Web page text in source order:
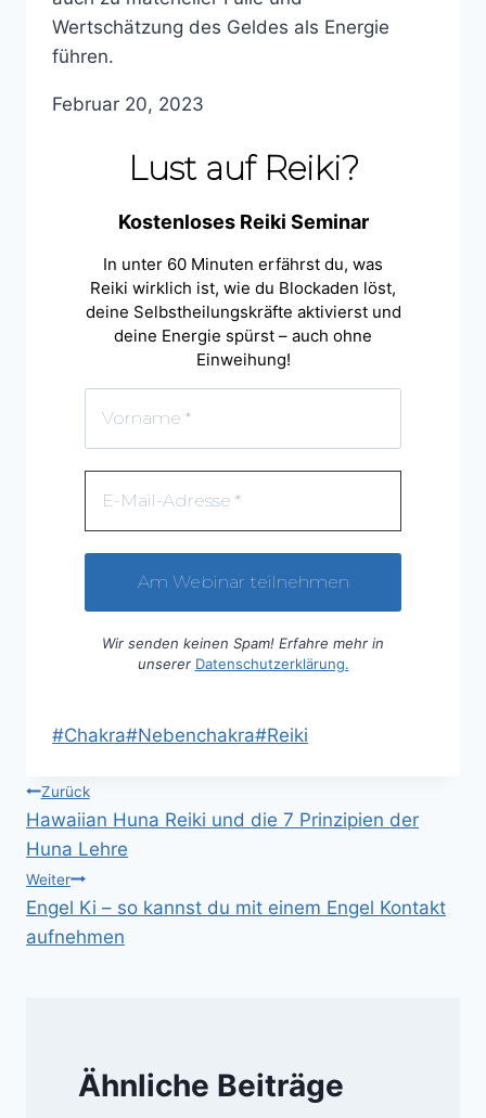
Wertschätzung des Geldes als Energie
führen.
Februar 20, 2023
Lust auf Reiki?
Kostenloses Reiki Seminar
In unter 60 Minuten erfährst du, was
Reiki wirklich ist, wie du Blockaden löst,
deine Selbstheilungskräfte aktivierst und
deine Energie spürst – auch ohne
Einweihung!
Wir senden keinen Spam! Erfahre mehr in
unserer Datenschutzerklärung.
Schlagworte:
#Chakra#Nebenchakra#Reiki
Beitragsnavigation
Zurück
Hawaiian Huna Reiki und die 7 Prinzipien der
Huna Lehre
Weiter
Engel Ki – so kannst du mit einem Engel Kontakt
aufnehmen
Ähnliche Beiträge